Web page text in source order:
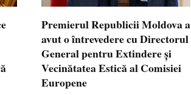
Premierul Republicii Moldova a
avut o întrevedere cu Directorul
General pentru Extindere și
Vecinătatea Estică al Comisiei
Europene